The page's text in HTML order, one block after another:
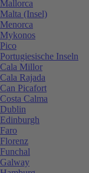
Mallorca
Malta (Insel)
Menorca
Mykonos
Pico
Portugiesische Inseln
Cala Millor
Cala Rajada
Can Picafort
Costa Calma
Dublin
Edinburgh
Faro
Florenz
Funchal
Galway